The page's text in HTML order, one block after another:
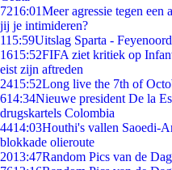
7216:01Meer agressie tegen een
jij je intimideren?
115:59Uitslag Sparta - Feyenoord
1615:52FIFA ziet kritiek op
eist zijn aftreden
2415:52Long live the 7th of
614:34Nieuwe president De la
drugskartels Colombia
4414:03Houthi's vallen Saoedi-
blokkade olieroute
2013:47Random Pics van de